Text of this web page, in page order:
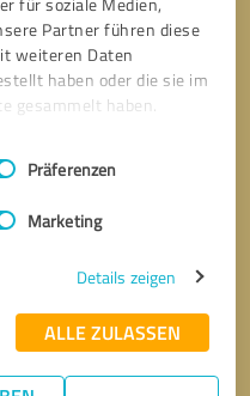
Partner führen diese
weiteren Daten
haben oder die sie im
gesammelt haben.
Präferenzen
Marketing
Details zeigen
ALLE ZULASSEN